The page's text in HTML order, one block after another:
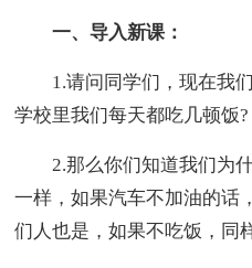
一、导入新课：
1.请问同学们，现在我们
学校里我们每天都吃几顿饭?
2.那么你们知道我们为什
一样，如果汽车不加油的话
们人也是，如果不吃饭，同